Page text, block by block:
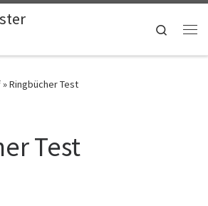
Search
»Ringbücher Test
Test